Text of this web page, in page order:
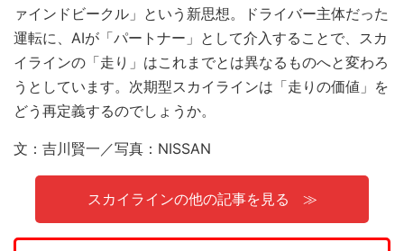
ァインドビークル」という新思想。ドライバー主体だった
運転に、AIが「パートナー」として介入することで、スカ
イラインの「走り」はこれまでとは異なるものへと変わろ
うとしています。次期型スカイラインは「走りの価値」を
どう再定義するのでしょうか。
文：吉川賢一／写真：NISSAN
スカイラインの他の記事を見る